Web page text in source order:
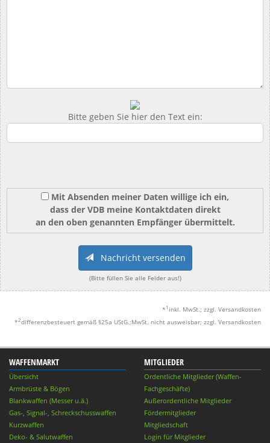
Bitte geben Sie hier den Text ein:
Mit Absenden meiner Daten willige ich ein,
dass der VDB meine Kontaktdaten direkt
an den oben genannten Empfänger übermittelt.
Nachricht versenden
(Bitte füllen Sie alle Felder aus!)
* 1 inkl. MwSt.; zzgl. Versandkosten
*2differenzbesteuert gemäß §25a UStG.;MwSt. nicht ausweisbar; zzgl. Versandkosten
WAFFENMARKT
Übersicht
Armbrüste & Bögen
Blankwaffen (Messer u.ä.)
Gas-, Signal-, Schreckschusswaffen
Kurzwaffen
Deko- & Salutwaffen
MITGLIEDER
Ordentliche Mitglieder (Waffen-
Fachgeschäfte)
Außerordentliche Mitglieder
Fördermitglieder
Mitgliedschaft
Login für Mitglieder